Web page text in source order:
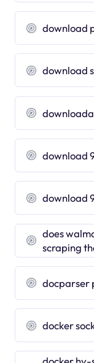
download
download
download
download
does
scraping
docparser
docker